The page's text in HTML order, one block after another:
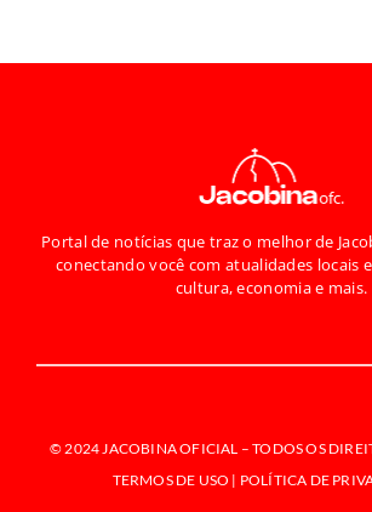
Portal de notícias que traz o melhor de
conectando você com atualidades locais
cultura, economia e mais.
© 2024 JACOBINA OFICIAL –TODOS OS
TERMOS DE USO | POLÍTICA DE